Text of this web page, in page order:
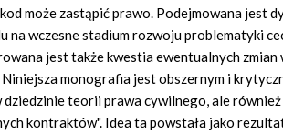
może zastąpić prawo. Podejmowana jest
na wczesne stadium rozwoju problematyki
jest także kwestia ewentualnych
monografia jest obszernym i
dziedzinie teorii prawa cywilnego, ale
kontraktów". Idea ta powstała jako